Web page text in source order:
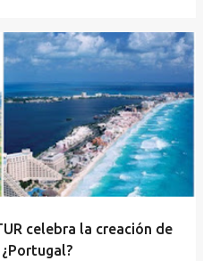
celebra la creación de